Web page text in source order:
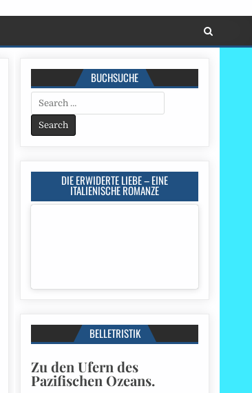
BUCHSUCHE
Search
for:
DIE ERWIDERTE LIEBE – EINE
ITALIENISCHE ROMANZE
BELLETRISTIK
Zu den Ufern des
Pazifischen Ozeans.